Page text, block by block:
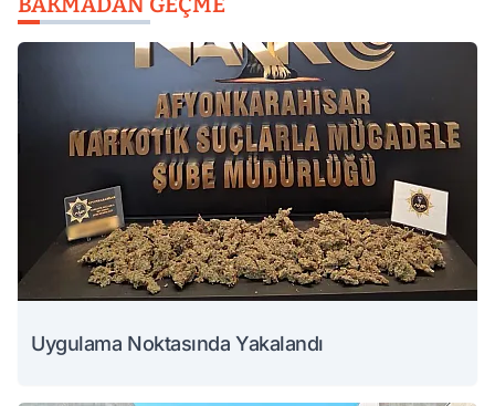
Uygulama Noktasında Yakalandı